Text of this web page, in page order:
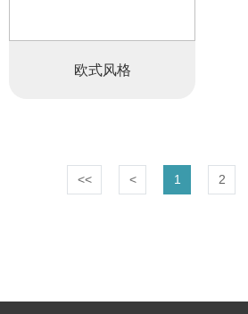
欧式风格
<< < 1 2